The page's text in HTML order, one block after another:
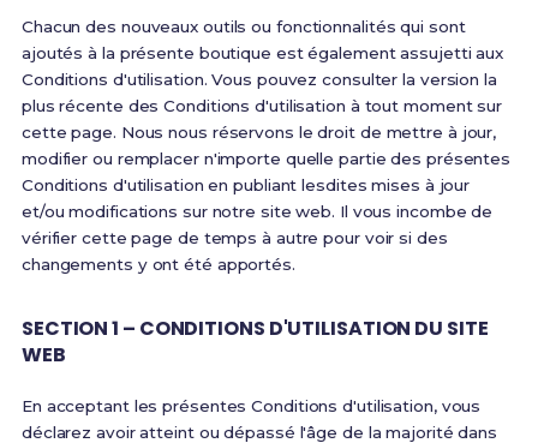
Chacun des nouveaux outils ou fonctionnalités qui sont
ajoutés à la présente boutique est également assujetti aux
Conditions d'utilisation. Vous pouvez consulter la version la
plus récente des Conditions d'utilisation à tout moment sur
cette page. Nous nous réservons le droit de mettre à jour,
modifier ou remplacer n'importe quelle partie des présentes
Conditions d'utilisation en publiant lesdites mises à jour
et/ou modifications sur notre site web. Il vous incombe de
vérifier cette page de temps à autre pour voir si des
changements y ont été apportés.
SECTION 1 – CONDITIONS D'UTILISATION DU SITE
WEB
En acceptant les présentes Conditions d'utilisation, vous
déclarez avoir atteint ou dépassé l'âge de la majorité dans